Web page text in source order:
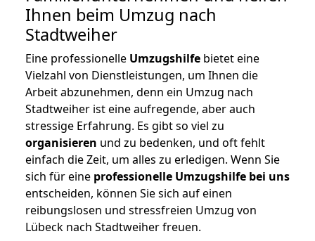
Ihnen beim Umzug nach
Stadtweiher
Eine professionelle Umzugshilfe bietet eine
Vielzahl von Dienstleistungen, um Ihnen die
Arbeit abzunehmen, denn ein Umzug nach
Stadtweiher ist eine aufregende, aber auch
stressige Erfahrung. Es gibt so viel zu
organisieren und zu bedenken, und oft fehlt
einfach die Zeit, um alles zu erledigen. Wenn Sie
sich für eine professionelle Umzugshilfe bei uns
entscheiden, können Sie sich auf einen
reibungslosen und stressfreien Umzug von
Lübeck nach Stadtweiher freuen.